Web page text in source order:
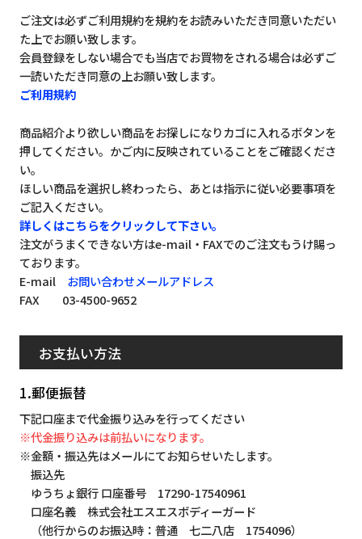
ご注文は必ずご利用規約を規約をお読みいただき同意いただい
た上でお願い致します。
会員登録をしない場合でも当店でお買物をされる場合は必ずご
一読いただき同意の上お願い致します。
ご利用規約
商品紹介より欲しい商品をお探しになりカゴに入れるボタンを
押してください。かご内に反映されていることをご確認くださ
い。
ほしい商品を選択し終わったら、あとは指示に従い必要事項を
ご記入ください。
詳しくはこちらをクリックして下さい。
注文がうまくできない方はe-mail・FAXでのご注文もうけ賜っ
ております。
E-mail お問い合わせメールアドレス
FAX 03-4500-9652
お支払い方法
1.郵便振替
下記口座まで代金振り込みを行ってください
※代金振り込みは前払いになります。
※金額・振込先はメールにてお知らせいたします。
振込先
ゆうちょ銀行 口座番号 17290-17540961
口座名義 株式会社エスエスボディーガード
（他行からのお振込時：普通 七二八店 1754096）